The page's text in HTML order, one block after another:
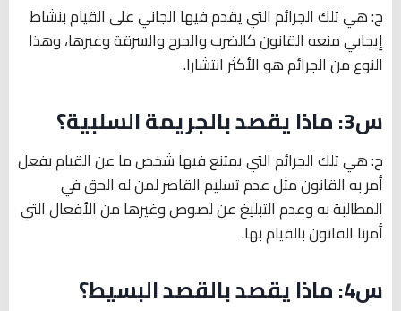
ج: هي تلك الجرائم التي يقدم فيها الجاني على القيام بنشاط
إيجابي منعه القانون كالضرب والجرح والسرقة وغيرها، وهذا
النوع من الجرائم هو الأكثر انتشارا.
س3: ماذا يقصد بالجريمة السلبية؟
ج: هي تلك الجرائم التي يمتنع فيها شخص ما عن القيام بفعل
أمر به القانون مثل عدم تسليم القاصر لمن له الحق في
المطالبة به وعدم التبليغ عن لصوص وغيرها من الأفعال التي
أمرنا القانون بالقيام بها.
س4: ماذا يقصد بالقصد البسيط؟